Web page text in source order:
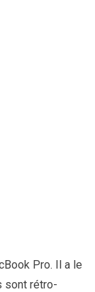
Pro. Il a le
sont rétro-